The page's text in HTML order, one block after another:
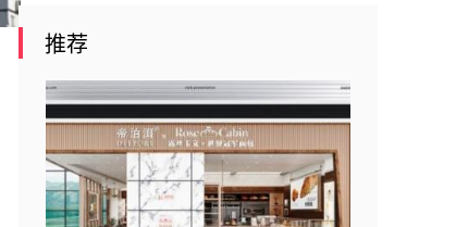
推荐